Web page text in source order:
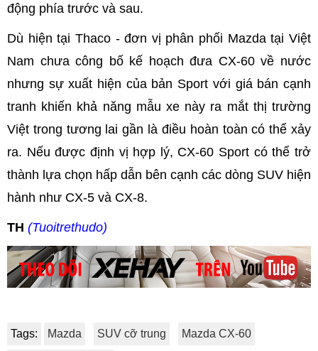
động phía trước và sau.
Dù hiện tại Thaco - đơn vị phân phối Mazda tại Việt
Nam chưa công bố kế hoạch đưa CX-60 về nước
nhưng sự xuất hiện của bản Sport với giá bán cạnh
tranh khiến khả năng mẫu xe này ra mắt thị trường
Việt trong tương lai gần là điều hoàn toàn có thể xảy
ra. Nếu được định vị hợp lý, CX-60 Sport có thể trở
thành lựa chọn hấp dẫn bên cạnh các dòng SUV hiện
hành như CX-5 và CX-8.
TH (Tuoitrethudo)
Tags: Mazda SUV cỡ trung Mazda CX-60